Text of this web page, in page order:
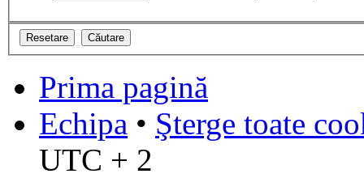
Prima pagină
Echipa • Şterge toate
UTC + 2